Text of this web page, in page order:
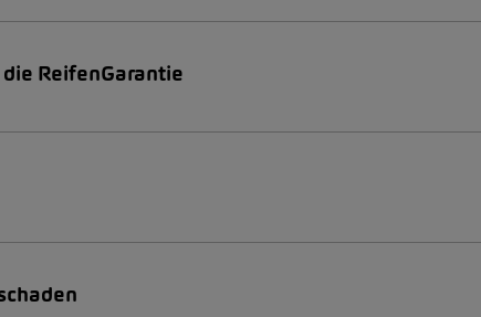
ReifenGarantie